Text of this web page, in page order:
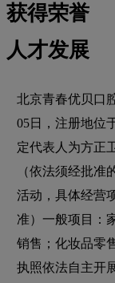
获得荣誉
人才发展
北京青春优贝口
05日，注册地位
定代表人为方正
（依法须经批准
活动，具体经营
准）一般项目：
销售；化妆品零
执照依法自主开